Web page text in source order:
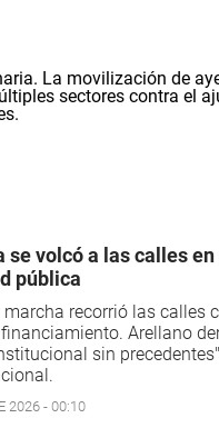
se volcó a las calles
pública
recorrió las calles
Arellano
sin
2026 - 00:10